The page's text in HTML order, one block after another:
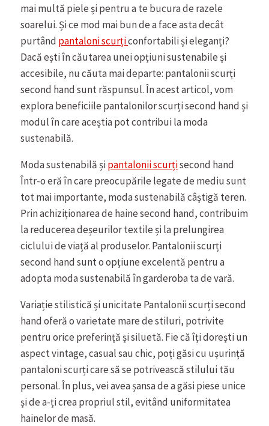
mai multă piele și pentru a te bucura de razele
soarelui. Și ce mod mai bun de a face asta decât
purtând pantaloni scurțiconfortabili și eleganți?
Dacă ești în căutarea unei opțiuni sustenabile și
accesibile, nu căuta mai departe: pantalonii scurți
second hand sunt răspunsul. În acest articol, vom
explora beneficiile pantalonilor scurți second hand și
modul în care aceștia pot contribui la moda
sustenabilă.
Moda sustenabilă șipantalonii scurțisecond hand
Într-o eră în care preocupările legate de mediu sunt
tot mai importante, moda sustenabilă câștigă teren.
Prin achiziționarea de haine second hand, contribuim
la reducerea deșeurilor textile și la prelungirea
ciclului de viață al produselor. Pantalonii scurți
second hand sunt o opțiune excelentă pentru a
adopta moda sustenabilă în garderoba ta de vară.
Variație stilistică și unicitate Pantalonii scurți second
hand oferă o varietate mare de stiluri, potrivite
pentru orice preferință și siluetă. Fie că îți dorești un
aspect vintage, casual sau chic, poți găsi cu ușurință
pantaloni scurți care să se potrivească stilului tău
personal. În plus, vei avea șansa de a găsi piese unice
și de a-ți crea propriul stil, evitând uniformitatea
hainelor de masă.